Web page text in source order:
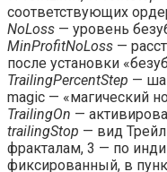
соответствующих
NoLoss — уровень
MinProfitNoLoss —
после установки
TrailingPercentStep —
magic — «магический
TrailingOn —
trailingStop — вид
фракталам, 3 — по
фиксированный, в